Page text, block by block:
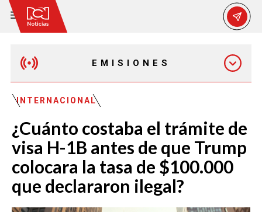
EMISIONES
MAÑANA EXPRESS
EMISIÓN 12:30 PM
EMISIÓN 7:00 PM
INTERNACIONAL
¿Cuánto costaba el trámite de
visa H-1B antes de que Trump
colocara la tasa de $100.000
que declararon ilegal?